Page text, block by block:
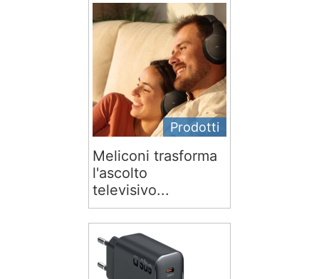
Prodotti
Meliconi trasforma
l'ascolto
televisivo...